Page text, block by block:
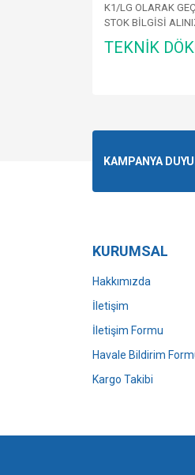
K1/LG OLARAK
STOK BİLGİSİ
TEKNİK
Ürün resmi
Bu ürüne
KAMPANYA
KURUMSAL
Hakkımızda
İletişim
İletişim Formu
Havale Bildirim
Kargo Takibi